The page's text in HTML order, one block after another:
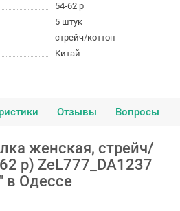
54-62 р
5 штук
стрейч/коттон
Китай
Отзывы Вопросы
женская, стрейч/
р) ZeL777_DA1237
в Одессе